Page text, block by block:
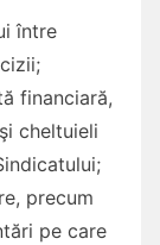
între
financiară,
cheltuieli
precum
pe care